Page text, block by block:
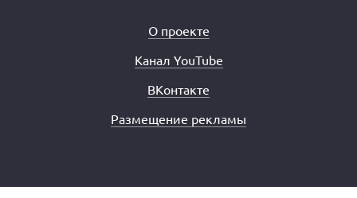
О проекте
Канал YouTube
ВКонтакте
Размещение рекламы